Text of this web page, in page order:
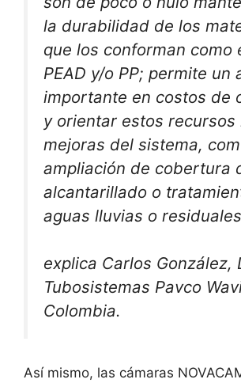
la durabilidad de los
que los conforman como
PEAD y/o PP; permite un
importante en costos de
y orientar estos recursos
mejoras del sistema,
ampliación de cobertura
alcantarillado o
aguas lluvias o
explica Carlos González,
Tubosistemas Pavco
Colombia.
Así mismo, las cámaras